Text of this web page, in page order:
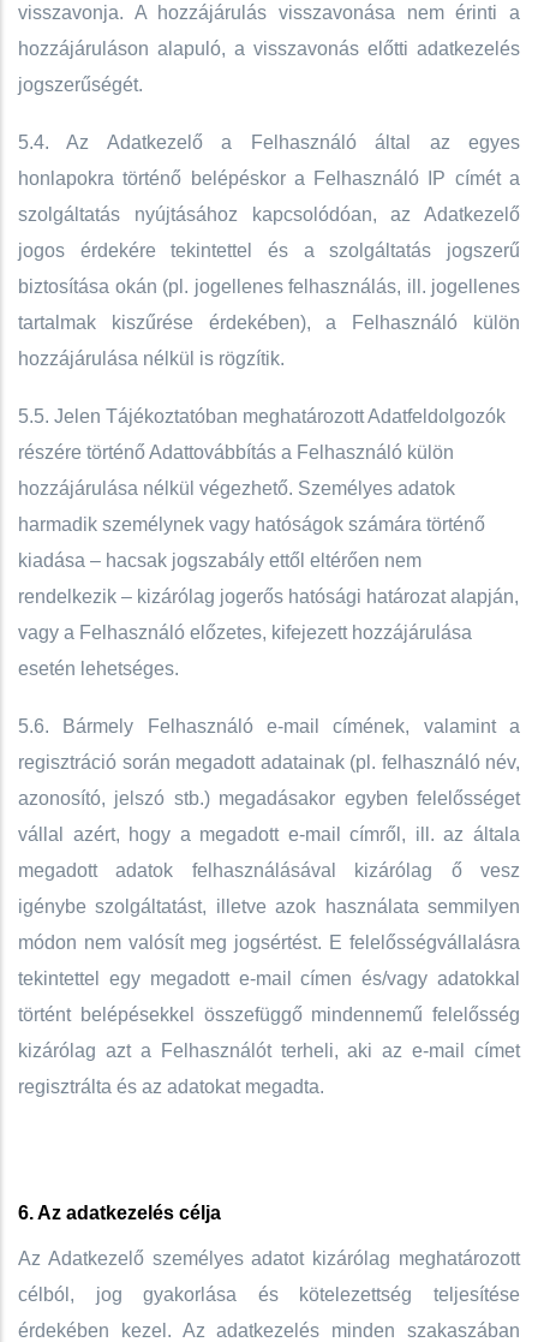
visszavonja. A hozzájárulás visszavonása nem érinti a
hozzájáruláson alapuló, a visszavonás előtti adatkezelés
jogszerűségét.
5.4. Az Adatkezelő a Felhasználó által az egyes
honlapokra történő belépéskor a Felhasználó IP címét a
szolgáltatás nyújtásához kapcsolódóan, az Adatkezelő
jogos érdekére tekintettel és a szolgáltatás jogszerű
biztosítása okán (pl. jogellenes felhasználás, ill. jogellenes
tartalmak kiszűrése érdekében), a Felhasználó külön
hozzájárulása nélkül is rögzítik.
5.5. Jelen Tájékoztatóban meghatározott Adatfeldolgozók
részére történő Adattovábbítás a Felhasználó külön
hozzájárulása nélkül végezhető. Személyes adatok
harmadik személynek vagy hatóságok számára történő
kiadása – hacsak jogszabály ettől eltérően nem
rendelkezik – kizárólag jogerős hatósági határozat alapján,
vagy a Felhasználó előzetes, kifejezett hozzájárulása
esetén lehetséges.
5.6. Bármely Felhasználó e-mail címének, valamint a
regisztráció során megadott adatainak (pl. felhasználó név,
azonosító, jelszó stb.) megadásakor egyben felelősséget
vállal azért, hogy a megadott e-mail címről, ill. az általa
megadott adatok felhasználásával kizárólag ő vesz
igénybe szolgáltatást, illetve azok használata semmilyen
módon nem valósít meg jogsértést. E felelősségvállalásra
tekintettel egy megadott e-mail címen és/vagy adatokkal
történt belépésekkel összefüggő mindennemű felelősség
kizárólag azt a Felhasználót terheli, aki az e-mail címet
regisztrálta és az adatokat megadta.
6. Az adatkezelés célja
Az Adatkezelő személyes adatot kizárólag meghatározott
célból, jog gyakorlása és kötelezettség teljesítése
érdekében kezel. Az adatkezelés minden szakaszában